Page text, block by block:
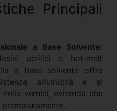
Principali
a Base Solvente:
acrilici o hot-melt
a base solvente offre
all’umidità e ai
vernici, evitando che